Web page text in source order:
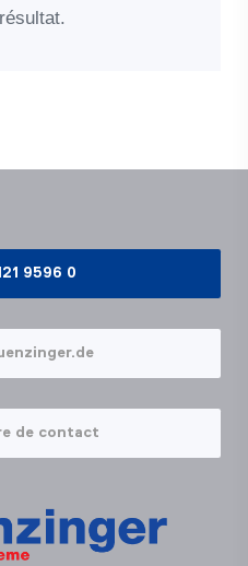
9596 0
de contact